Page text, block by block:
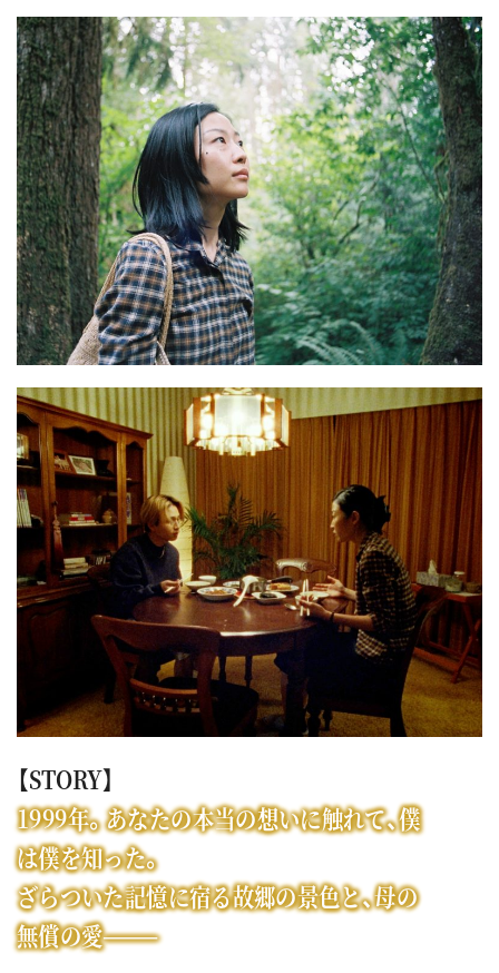
【STORY】
1999年。あなたの本当の想いに触れて、僕
は僕を知った。
ざらついた記憶に宿る故郷の景色と、母の
無償の愛———